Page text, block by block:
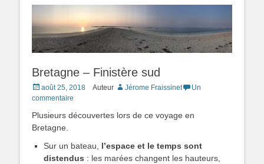
Bretagne – Finistère sud
Posted
on
août 25, 2018 Auteur Jérome Fraissinet
Un
commentaire
Plusieurs découvertes lors de ce voyage en
Bretagne.
Sur un bateau, l’espace et le temps sont
distendus : les marées changent les hauteurs,